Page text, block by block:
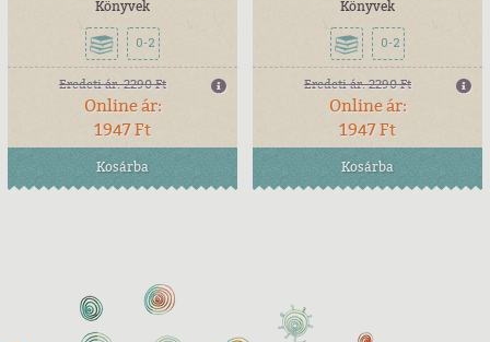
Könyvek
0-2
Eredeti ár:2290 Ft
Online ár:
1947 Ft
Kosárba
Könyvek
0-2
Eredeti ár:2290 Ft
Online ár:
1947 Ft
Kosárba